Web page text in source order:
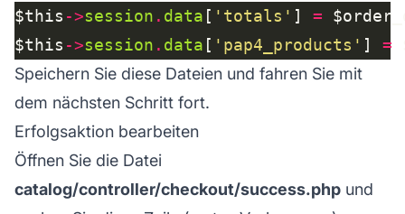
$this ->session . data [ 'totals' ] =
$this ->session . data [ 'pap4_products' ] =
Speichern Sie diese Dateien und fahren Sie mit
dem nächsten Schritt fort.
Erfolgsaktion bearbeiten
Öffnen Sie die Datei
catalog/controller/checkout/success.php und